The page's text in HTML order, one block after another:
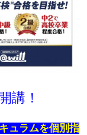
講！
ュラムを個別指